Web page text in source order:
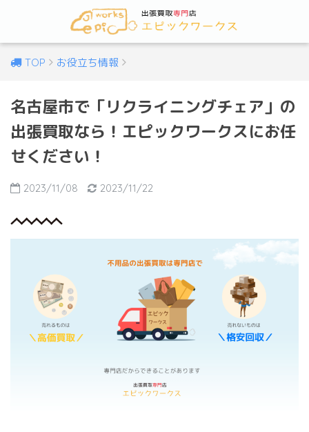
TOP お役立ち情報
名古屋市で「リクライニングチェア」の
出張買取なら！エピックワークスにお任
せください！
2023/11/08 2023/11/22